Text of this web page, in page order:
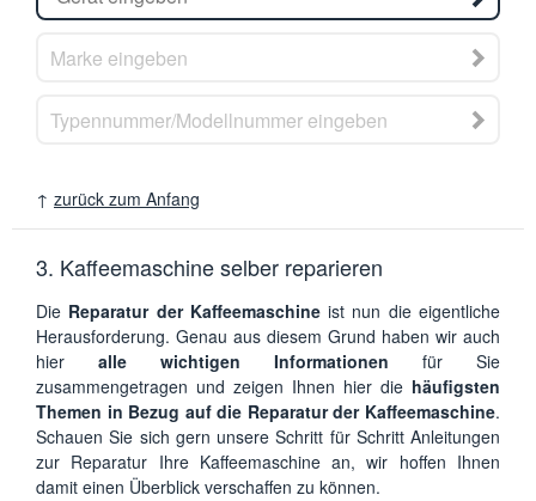
↑ zurück zum Anfang
3. Kaffeemaschine selber reparieren
Die Reparatur der Kaffeemaschineist nun die eigentliche
Herausforderung. Genau aus diesem Grund haben wir auch
hier alle wichtigen Informationen für Sie
zusammengetragen und zeigen Ihnen hier die häufigsten
Themen in Bezug auf die Reparatur der Kaffeemaschine.
Schauen Sie sich gern unsere Schritt für Schritt Anleitungen
zur Reparatur Ihre Kaffeemaschine an, wir hoffen Ihnen
damit einen Überblick verschaffen zu können.